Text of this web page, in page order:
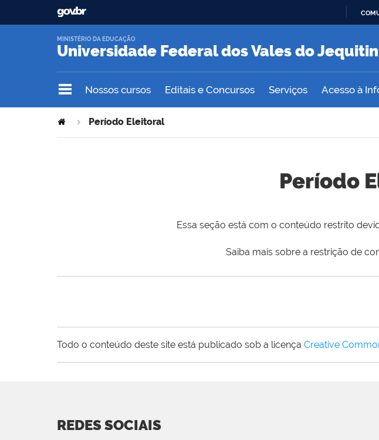
Universidade Federal dos Vales do
MINISTÉRIO DA EDUCAÇÃO
Nossos cursos Editais e Concursos Serviços Acesso à
Período Eleitoral
Período
Essa seção está com o conteúdo restrito
Saiba mais sobre a restrição de
Todo o conteúdo deste site está publicado sob a licença Creative
REDES SOCIAIS